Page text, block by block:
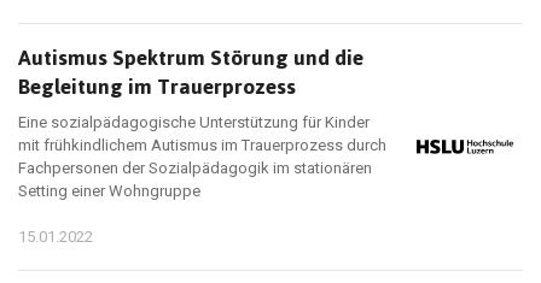
Autismus Spektrum Störung und die
Begleitung im Trauerprozess
Eine sozialpädagogische Unterstützung für Kinder
mit frühkindlichem Autismus im Trauerprozess durch
Fachpersonen der Sozialpädagogik im stationären
Setting einer Wohngruppe
15.01.2022